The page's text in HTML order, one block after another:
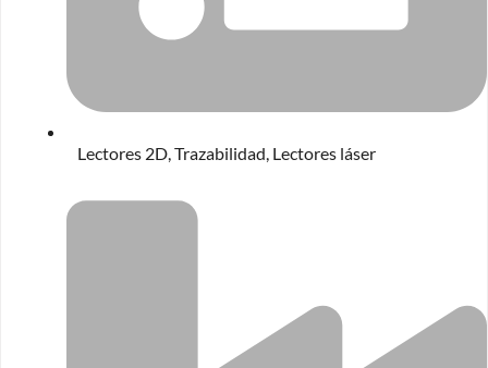
Lectores 2D Trazabilidad Lectores láser